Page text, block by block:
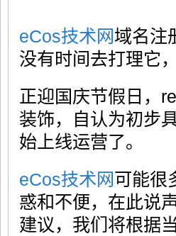
eCos技术网域名注
没有时间去打理它
正迎国庆节假日，
装饰，自认为初步
始上线运营了。
eCos技术网可能很
惑和不便，在此说
建议，我们将根据